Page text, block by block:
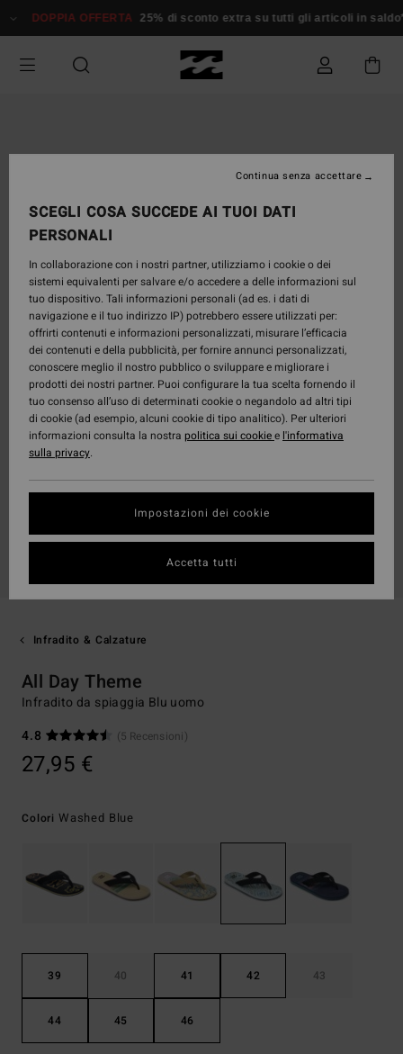
alle
prodotto
DOPPIA OFFERTA 25% di sconto extra su tutti gli articoli in saldo*
Infradito & Calzature
All Day Theme
Infradito da spiaggia Blu uomo
4.8
(5 Recensioni)
27,95 €
Colori Washed Blue
39 40 41 42 43
44 45 46
SCEGLI COSA SUCCEDE AI TUOI DATI
PERSONALI
In collaborazione con i nostri partner, utilizziamo i cookie o dei
sistemi equivalenti per salvare e/o accedere a delle informazioni sul
tuo dispositivo. Tali informazioni personali (ad es. i dati di
navigazione e il tuo indirizzo IP) potrebbero essere utilizzati per:
offrirti contenuti e informazioni personalizzati, misurare l’efficacia
dei contenuti e della pubblicità, per fornire annunci personalizzati,
conoscere meglio il nostro pubblico o sviluppare e migliorare i
prodotti dei nostri partner. Puoi configurare la tua scelta fornendo il
tuo consenso all’uso di determinati cookie o negandolo ad altri tipi
di cookie (ad esempio, alcuni cookie di tipo analitico). Per ulteriori
informazioni consulta la nostra politica sui cookiee l'informativa
sulla privacy.
Impostazioni dei cookie
Continua senza accettare
Accetta tutti